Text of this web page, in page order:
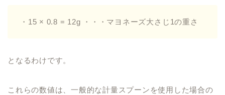
・15 × 0.8 = 12g ・・・マヨネーズ大さじ1の重さ
となるわけです。
これらの数値は、一般的な計量スプーンを使用した場合の